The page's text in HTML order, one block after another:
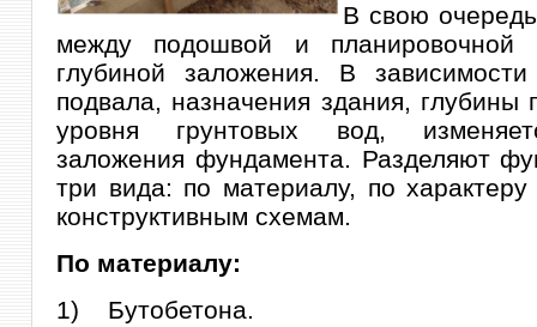
В свою
между подошвой и планировочной
глубиной заложения. В
подвала, назначения здания, глубины
уровня грунтовых вод,
заложения фундамента. Разделяют
три вида: по материалу, по
конструктивным схемам.
По материалу:
1) Бутобетона.